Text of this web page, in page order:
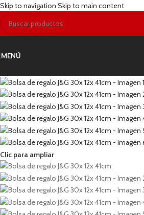
Skip to navigation Skip to main content
MENÚ
Clic para ampliar